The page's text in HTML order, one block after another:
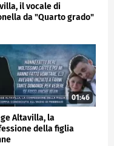
il vocale di
da "Quarto grado"
01:46
Altavilla, la
della figlia